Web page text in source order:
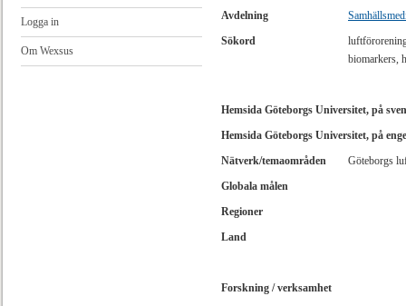
Logga in
Om Wexsus
Avdelning
Sökord
biomarkers,
Hemsida Göteborgs Universitet, på
Hemsida Göteborgs Universitet, på
Nätverk/temaområden
Göteborgs
Globala målen
Regioner
Land
Forskning / verksamhet